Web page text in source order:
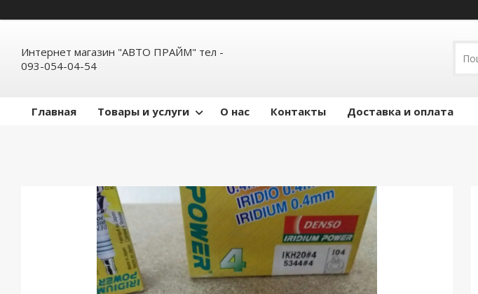
Интернет магазин "АВТО ПРАЙМ" тел -
093-054-04-54
Главная Товары и услуги О нас Контакты Доставка и оплата